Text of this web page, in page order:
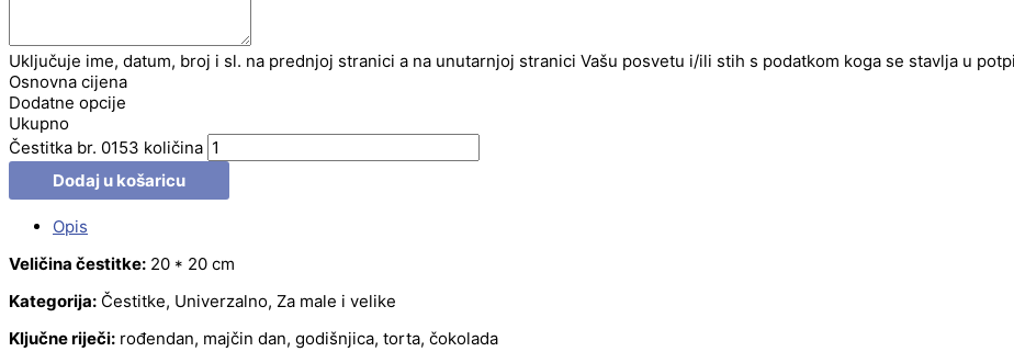
Uključuje ime, datum, broj i sl. na prednjoj stranici a na unutarnjoj stranici Vašu posvetu i/ili stih s podatkom koga se stavlja u
Osnovna cijena
Dodatne opcije
Ukupno
Čestitka br. 0153 količina
Dodaj u košaricu
Opis
Veličina čestitke: 20 * 20 cm
Kategorija: Čestitke, Univerzalno, Za male i velike
Ključne riječi: rođendan, majčin dan, godišnjica, torta, čokolada